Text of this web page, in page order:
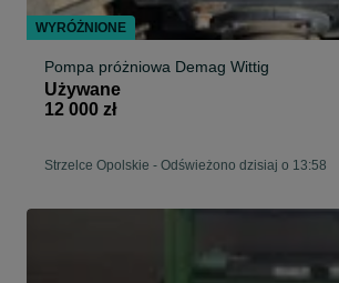
Pompa próżniowa Demag Wittig
Używane
12 000 zł
Strzelce Opolskie - Odświeżono dzisiaj o 13:58
WYRÓŻNIONE